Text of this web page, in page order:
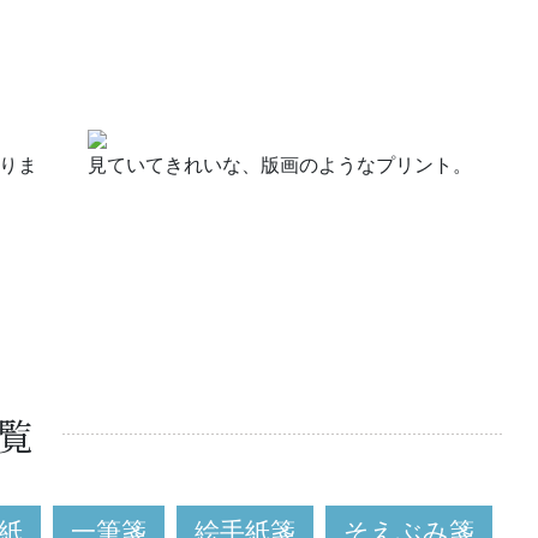
ま 見ていてきれいな、版画のようなプリント。
一筆箋 絵手紙箋 そえぶみ箋